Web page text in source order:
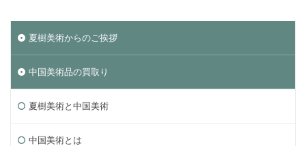
夏樹美術からのご挨拶
中国美術品の買取り
夏樹美術と中国美術
中国美術とは